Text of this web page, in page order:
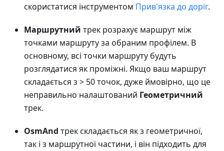
скористатися інструментом Прив'язка до доріг.
Маршрутний трек розрахує маршрут між
точками маршруту за обраним профілем. В
основному, всі точки маршруту будуть
розглядатися як проміжні. Якщо ваш маршрут
складається з > 50 точок, дуже ймовірно, що це
неправильно налаштований Геометричний
трек.
OsmAnd трек складається як з геометричної,
так і з маршрутної частини, і він підходить для